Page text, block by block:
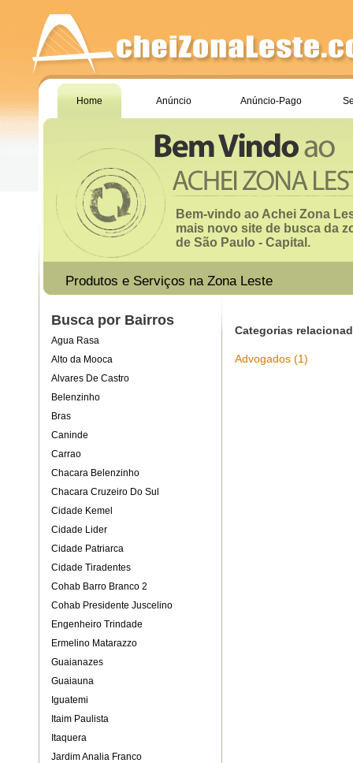
Home Anúncio Anúncio-Pago
Bem-vindo ao Achei Zona
mais novo site de busca da
de São Paulo - Capital.
Produtos e Serviços na Zona Leste
Busca por Bairros
Agua Rasa
Alto da Mooca
Alvares De Castro
Belenzinho
Bras
Caninde
Carrao
Chacara Belenzinho
Chacara Cruzeiro Do Sul
Cidade Kemel
Cidade Lider
Cidade Patriarca
Cidade Tiradentes
Cohab Barro Branco 2
Cohab Presidente Juscelino
Engenheiro Trindade
Ermelino Matarazzo
Guaianazes
Guaiauna
Iguatemi
Itaim Paulista
Itaquera
Jardim Analia Franco
Categorias
Advogados (1)